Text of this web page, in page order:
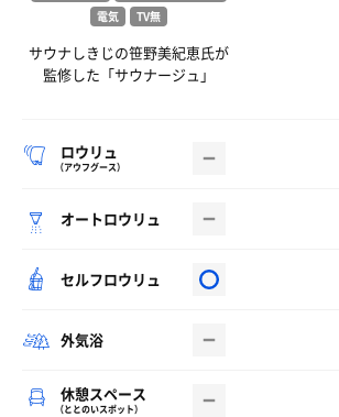
電気
TV無
サウナしきじの笹野美紀恵氏が
監修した「サウナージュ」
ロウリュ
（アウフグース）
オートロウリュ
セルフロウリュ
外気浴
休憩スペース
（ととのいスポット）